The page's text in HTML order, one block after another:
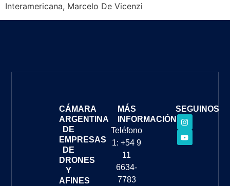
Interamericana, Marcelo De Vicenzi
CÁMARA
ARGENTINA
DE
EMPRESAS
DE
DRONES
Y
AFINES
MÁS
INFORMACIÓN
Teléfono
1: +54 9
11
6634-
7783
SEGUINOS